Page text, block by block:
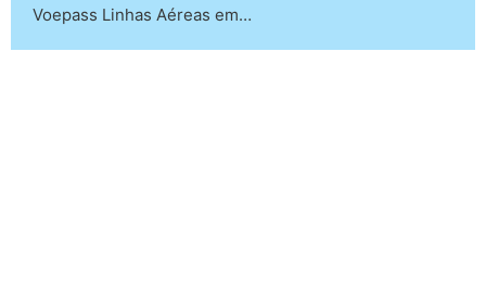
Voepass Linhas Aéreas em…